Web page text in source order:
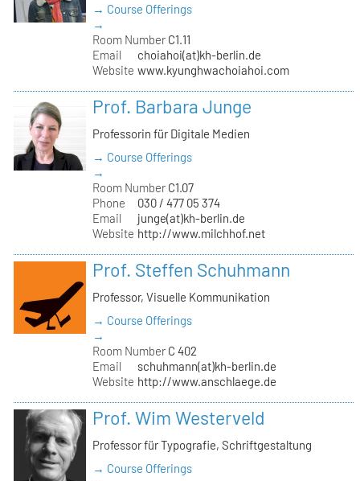
→ Course Offerings
→
Room Number C1.11
Email
choiahoi(at)kh-berlin.de
Website www.kyunghwachoiahoi.com
Prof. Barbara Junge
Professorin für Digitale Medien
→ Course Offerings
→
Room Number C1.07
Phone
030 / 477 05 374
Email
junge(at)kh-berlin.de
Website http://www.milchhof.net
Prof. Steffen Schuhmann
Professor, Visuelle Kommunikation
→ Course Offerings
→
Room Number C 402
Email
schuhmann(at)kh-berlin.de
Website http://www.anschlaege.de
Prof. Wim Westerveld
Professor für Typografie, Schriftgestaltung
→ Course Offerings